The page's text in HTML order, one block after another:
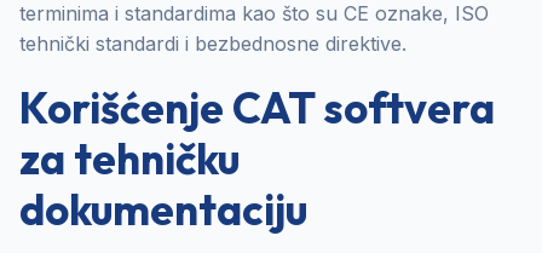
terminima i standardima kao što su CE oznake, ISO
tehnički standardi i bezbednosne direktive.
Korišćenje CAT softvera
za tehničku
dokumentaciju